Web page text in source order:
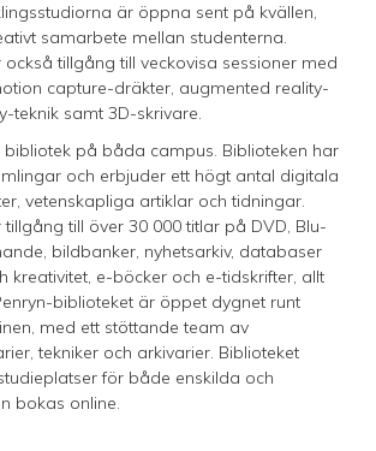
är öppna sent på kvällen,
samarbete mellan studenterna.
tillgång till veckovisa sessioner med
capture-dräkter, augmented reality-
teknik samt 3D-skrivare.
bibliotek på båda campus. Biblioteken har
och erbjuder ett högt antal digitala
vetenskapliga artiklar och tidningar.
till över 30 000 titlar på DVD, Blu-
bildbanker, nyhetsarkiv, databaser
kreativitet, e-böcker och e-tidskrifter, allt
biblioteket är öppet dygnet runt
med ett stöttande team av
tekniker och arkivarier. Biblioteket
för både enskilda och
bokas online.